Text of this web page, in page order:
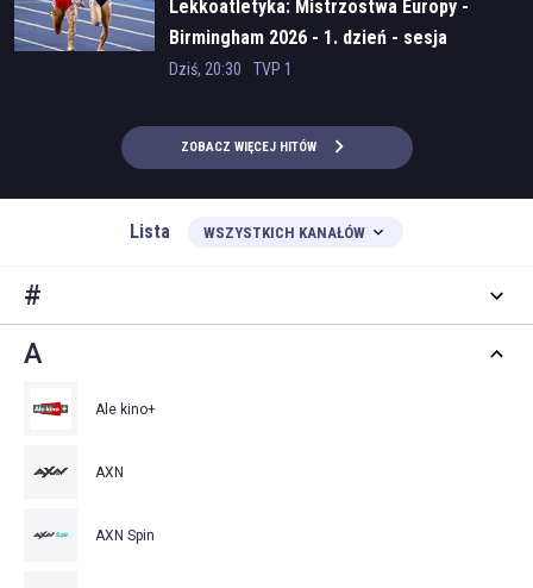
Lekkoatletyka: Mistrzostwa Europy -
Birmingham 2026 - 1. dzień - sesja
wieczorna
Dziś, 20:30 TVP 1
ZOBACZ WIĘCEJ HITÓW
Lista WSZYSTKICH KANAŁÓW
#
A
Ale kino+
AXN
AXN Spin